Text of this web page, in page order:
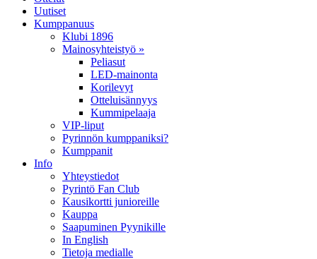
Uutiset
Kumppanuus
Klubi 1896
Mainosyhteistyö »
Peliasut
LED-mainonta
Korilevyt
Otteluisännyys
Kummipelaaja
VIP-liput
Pyrinnön kumppaniksi?
Kumppanit
Info
Yhteystiedot
Pyrintö Fan Club
Kausikortti junioreille
Kauppa
Saapuminen Pyynikille
In English
Tietoja medialle